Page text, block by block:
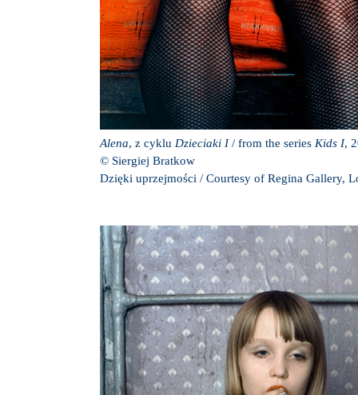
Alena, z cyklu Dzieciaki I/ from the series Kids I,
© Siergiej Bratkow
Dzięki uprzejmości / Courtesy of Regina Gallery,